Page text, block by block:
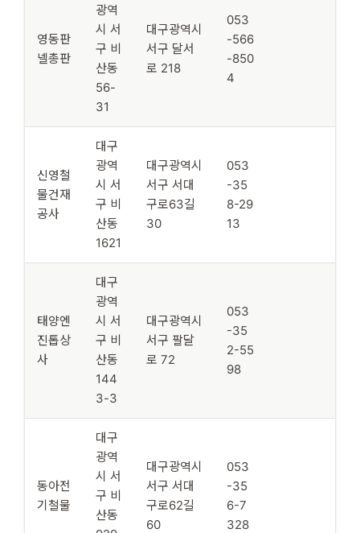
영동판
넬총판
광역
시 서
구 비
산동
56-
31
대구광역시
서구 달서
로 218
053
-566
-850
4
신영철
물건재
공사
대구
광역
시 서
구 비
산동
1621
대구광역시
서구 서대
구로63길
30
053
-35
8-29
13
태양엔
진톱상
사
대구
광역
시 서
구 비
산동
144
3-3
대구광역시
서구 팔달
로 72
053
-35
2-55
98
동아전
기철물
대구
광역
시 서
구 비
산동
대구광역시
서구 서대
구로62길
60
053
-35
6-7
328